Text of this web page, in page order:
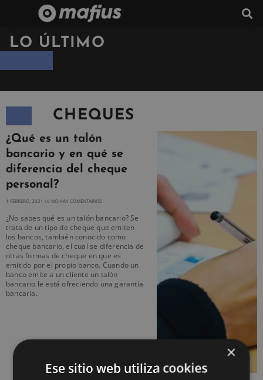
LO ÚLTIMO
CHEQUES
¿Qué es un talón
bancario y en qué se
diferencia del cheque
personal?
1 FEBRERO, 2021 NO HAY COMENTARIOS
¿No sabes qué es un talón bancario? Se
trata de un tipo de cheque que emiten
los bancos, también conocido como
cheque bancario, el cual se diferencia de
otras formas de cheque en que es
emitido por el propio banco. Cuando un
banco emite a un cliente un talón
bancario le está ofreciendo una garantía
bancaria.
×
Ese sitio web utiliza cookies